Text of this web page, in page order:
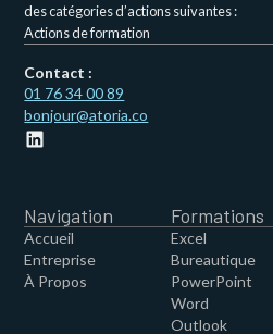
des catégories d’actions suivantes :
Actions de formation
Contact :
01 76 34 00 89
bonjour@atoria.co
Navigation
Accueil
Entreprise
À Propos
Formations
Excel
Bureautique
PowerPoint
Word
Outlook